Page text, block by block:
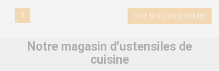
1 Voir tous les produits
Notre magasin d'ustensiles de
cuisine